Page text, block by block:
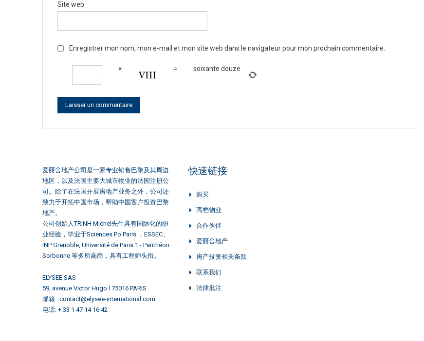
Site web
Enregistrer mon nom, mon e-mail et mon site web dans le navigateur pour mon prochain commentaire.
× = soixante douze
爱丽舍地产公司是一家专业销售巴黎及其周边
地区，以及法国主要大城市物业的法国注册公
司。除了在法国开展房地产业务之外，公司还
致力于开拓中国市场，帮助中国客户投资巴黎
地产。
公司创始人TRINH Michel先生具有国际化的职
业经验，毕业于Sciences Po Paris ，ESSEC ,
INP Grenoble, Université de Paris 1 - Panthéon
Sorbonne 等多所高商，具有工程师头衔。
ELYSEE SAS
59, avenue Victor Hugo l 75016 PARIS
邮箱 : contact@elysee-international.com
电话: + 33 1 47 14 16 42
快速链接
购买
高档物业
合作伙伴
爱丽舍地产
房产投资相关条款
联系我们
法律批注